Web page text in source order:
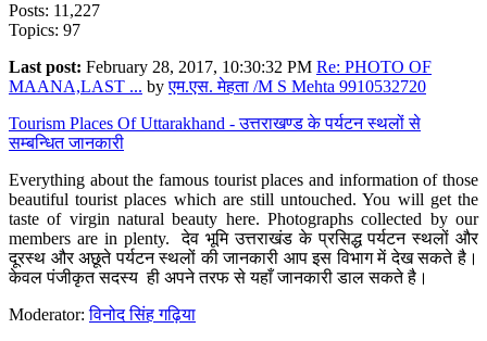
Posts: 11,227
Topics: 97
Last post: February 28, 2017, 10:30:32 PM Re: PHOTO OF
MAANA,LAST ... byएम.एस. मेहता /M S Mehta 9910532720
Tourism Places Of Uttarakhand - उत्तराखण्ड के पर्यटन स्थलों से
सम्बन्धित जानकारी
Everything about the famous tourist places and information of those
beautiful tourist places which are still untouched. You will get the
taste of virgin natural beauty here. Photographs collected by our
members are in plenty. देव भूमि उत्तराखंड के प्रसिद्ध पर्यटन स्थलों और
दूरस्थ और अछूते पर्यटन स्थलों की जानकारी आप इस विभाग में देख सकते है।
केवल पंजीकृत सदस्य ही अपने तरफ से यहाँ जानकारी डाल सकते है।
Moderator:विनोद सिंह गढ़िया